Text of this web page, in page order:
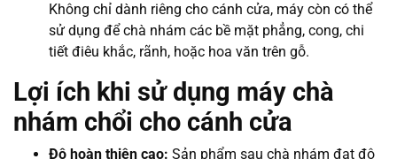
Không chỉ dành riêng cho cánh cửa, máy còn có thể
sử dụng để chà nhám các bề mặt phẳng, cong, chi
tiết điêu khắc, rãnh, hoặc hoa văn trên gỗ.
Lợi ích khi sử dụng máy chà
nhám chổi cho cánh cửa
Độ hoàn thiện cao: Sản phẩm sau chà nhám đạt độ